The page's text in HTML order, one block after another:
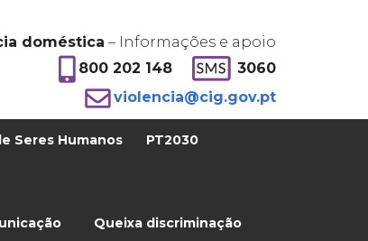
doméstica – Informações e apoio
800 202 148
3060
violencia@cig.gov.pt
Seres Humanos PT2030
Queixa discriminação